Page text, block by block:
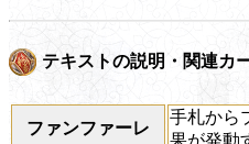
テキストの説明・関連カ
ファンファーレ
手札から
果が発動